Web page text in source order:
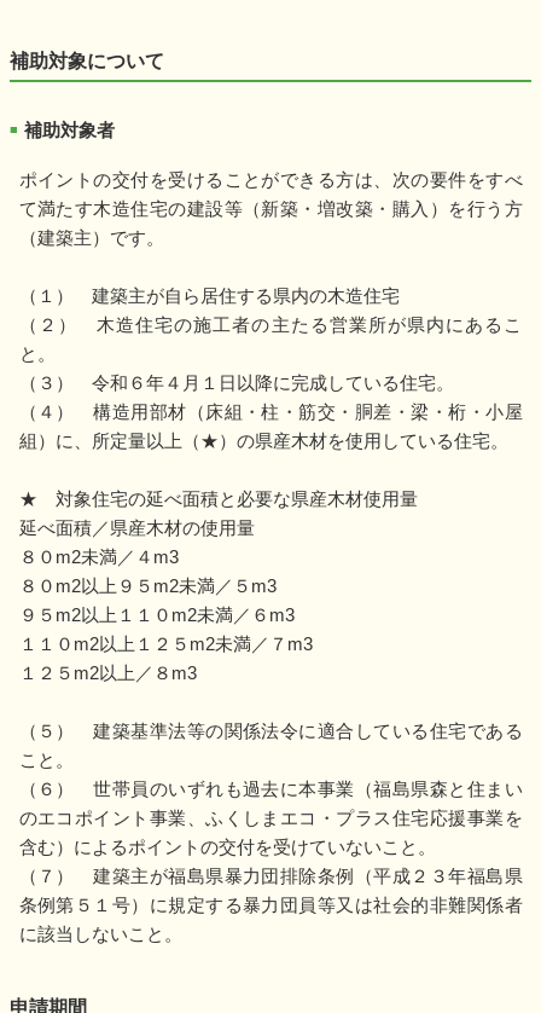
補助対象について
■ 補助対象者
ポイントの交付を受けることができる方は、次の要件をすべ
て満たす木造住宅の建設等（新築・増改築・購入）を行う方
（建築主）です。
（１） 建築主が自ら居住する県内の木造住宅
（２） 木造住宅の施工者の主たる営業所が県内にあるこ
と。
（３） 令和６年４月１日以降に完成している住宅。
（４） 構造用部材（床組・柱・筋交・胴差・梁・桁・小屋
組）に、所定量以上（★）の県産木材を使用している住宅。
★ 対象住宅の延べ面積と必要な県産木材使用量
延べ面積／県産木材の使用量
８０m2未満／４m3
８０m2以上９５m2未満／５m3
９５m2以上１１０m2未満／６m3
１１０m2以上１２５m2未満／７m3
１２５m2以上／８m3
（５） 建築基準法等の関係法令に適合している住宅である
こと。
（６） 世帯員のいずれも過去に本事業（福島県森と住まい
のエコポイント事業、ふくしまエコ・プラス住宅応援事業を
含む）によるポイントの交付を受けていないこと。
（７） 建築主が福島県暴力団排除条例（平成２３年福島県
条例第５１号）に規定する暴力団員等又は社会的非難関係者
に該当しないこと。
申請期間